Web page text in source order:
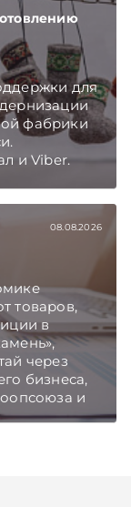
для
фабрики
и Viber.
раньше,
08.08.2026
товаров,
в
через
бизнеса,
и